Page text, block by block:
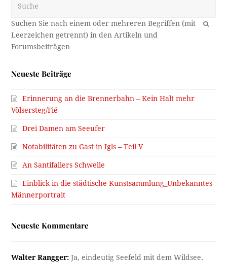
OK
Neueste Beiträge
Erinnerung an die Brennerbahn – Kein Halt mehr
Völsersteg/Fié
Drei Damen am Seeufer
Notabilitäten zu Gast in Igls – Teil V
An Santifallers Schwelle
Einblick in die städtische Kunstsammlung_Unbekanntes
Männerportrait
Neueste Kommentare
Walter Rangger: Ja, eindeutig Seefeld mit dem Wildsee.